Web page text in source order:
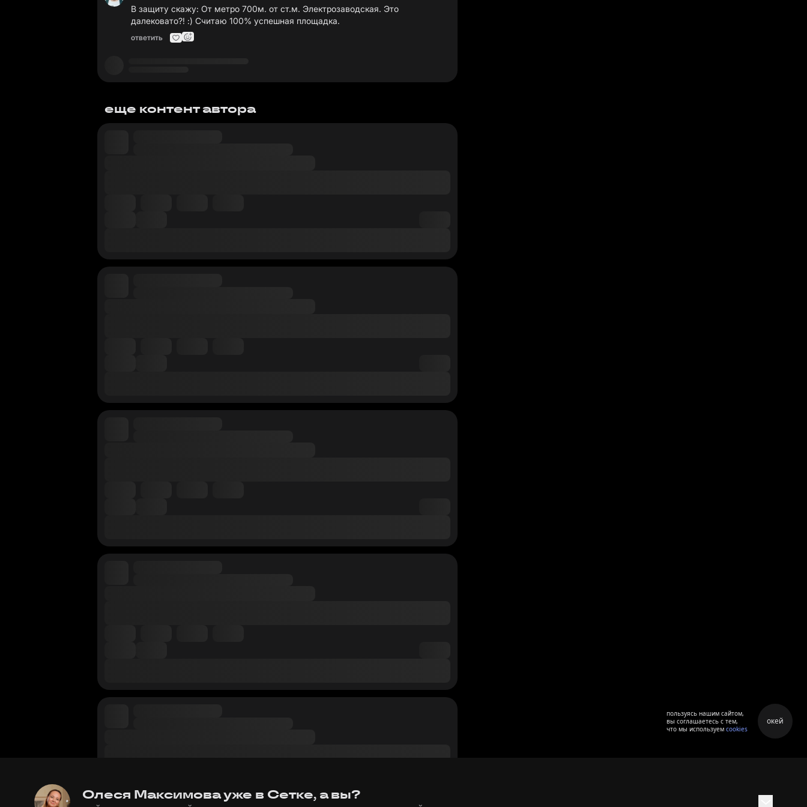
В защиту скажу: От метро 700м. от ст.м. Электрозаводская. Это
далековато?! :) Считаю 100% успешная площадка.
ответить
еще контент автора
Олеся Максимова уже в Сетке, а вы?
пользуясь нашим сайтом,
вы соглашаетесь с тем,
что мы используем cookies
окей